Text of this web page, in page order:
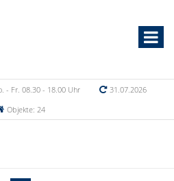
- Fr. 08.30 - 18.00 Uhr
31.07.2026
Objekte: 24